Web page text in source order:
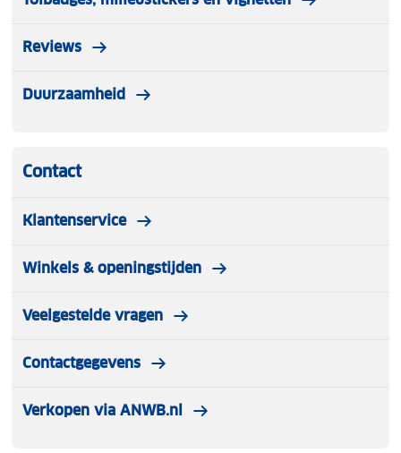
Reviews
Duurzaamheid
Contact
Klantenservice
Winkels & openingstijden
Veelgestelde vragen
Contactgegevens
Verkopen via ANWB.nl